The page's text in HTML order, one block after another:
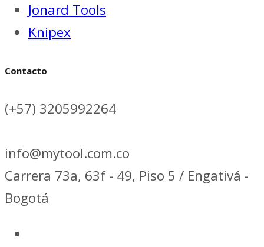
Jonard Tools
Knipex
Contacto
(+57) 3205992264
info@mytool.com.co
Carrera 73a, 63f - 49, Piso 5 / Engativá -
Bogotá